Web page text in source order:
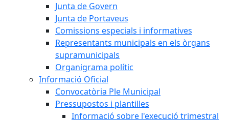
Junta de Govern
Junta de Portaveus
Comissions especials i informatives
Representants municipals en els òrgans
supramunicipals
Organigrama polític
Informació Oficial
Convocatòria Ple Municipal
Pressupostos i plantilles
Informació sobre l'execució trimestral